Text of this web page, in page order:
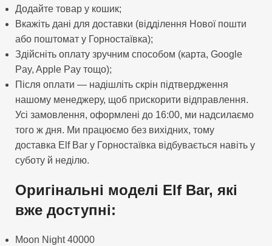
Додайте товар у кошик;
Вкажіть дані для доставки (відділення Нової пошти
або поштомат у Горностаївка);
Здійсніть оплату зручним способом (карта, Google
Pay, Apple Pay тощо);
Після оплати — надішліть скрін підтвердження
нашому менеджеру, щоб прискорити відправлення.
Усі замовлення, оформлені до 16:00, ми надсилаємо
того ж дня. Ми працюємо без вихідних, тому
доставка Elf Bar у Горностаївка відбувається навіть у
суботу й неділю.
Оригінальні моделі Elf Bar, які
вже доступні:
Moon Night 40000